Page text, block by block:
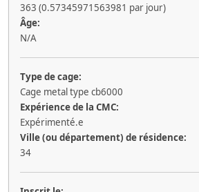
363 (0.57345971563981 par jour)
Âge:
N/A
Type de cage:
Cage metal type cb6000
Expérience de la CMC:
Expérimenté.e
Ville (ou département) de résidence:
34